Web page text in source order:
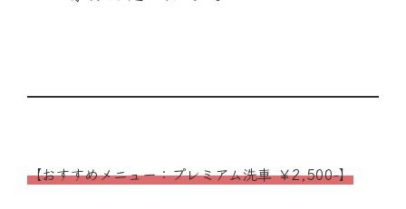
【おすすめメニュー：プレミアム洗車 ￥2,500-】